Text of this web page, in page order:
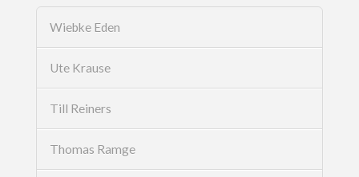
Wiebke Eden
Ute Krause
Till Reiners
Thomas Ramge